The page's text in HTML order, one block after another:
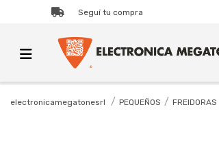
Seguí tu compra
electronicamegatonesrl PEQUEÑOS FREIDORAS